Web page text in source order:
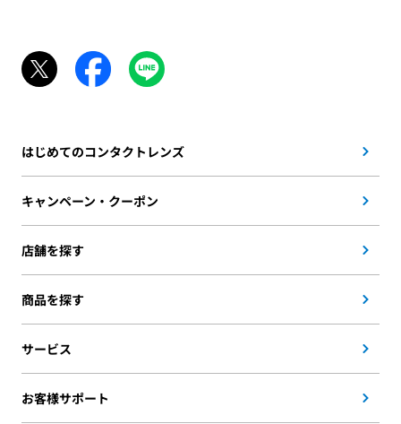
はじめてのコンタクトレンズ
キャンペーン・クーポン
店舗を探す
商品を探す
サービス
お客様サポート